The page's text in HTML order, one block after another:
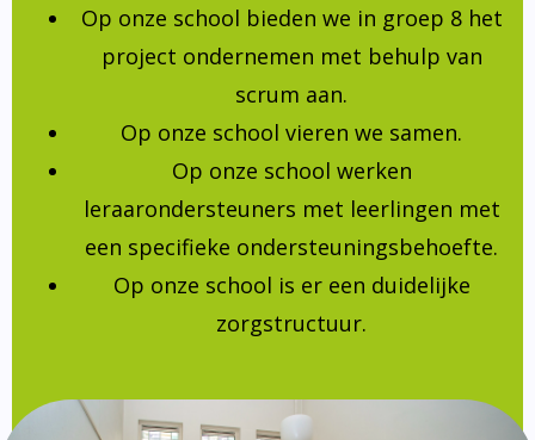
Op onze school bieden we in groep 8 het
project ondernemen met behulp van
scrum aan.
Op onze school vieren we samen.
Op onze school werken
leraarondersteuners met leerlingen met
een specifieke ondersteuningsbehoefte.
Op onze school is er een duidelijke
zorgstructuur.